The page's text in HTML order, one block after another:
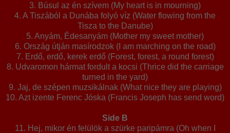
3. Búsul az én szívem (My heart is in mourning)
4. A Tiszából a Dunába folyó víz (Water flowing from the
Tisza to the Danube)
5. Anyám, Édesanyám (Mother my sweet mother)
6. Ország útján masírodzok (I am marching on the road)
7. Erdő, erdő, kerek erdő (Forest, forest, a round forest)
8. Udvaromon hármat fordult a kocsi (Thrice did the carriage
turned in the yard)
9. Jaj, de szépen muzsikálnak (What nice they are playing)
10. Azt izente Ferenc Jóska (Francis Joseph has send word)
Side B
11. Hej, mikor én felülök a szürke paripámra (Oh when I